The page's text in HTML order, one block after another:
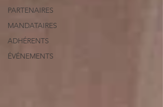
PARTENAIRES
MANDATAIRES
ADHÉRENTS
ÉVÉNEMENTS